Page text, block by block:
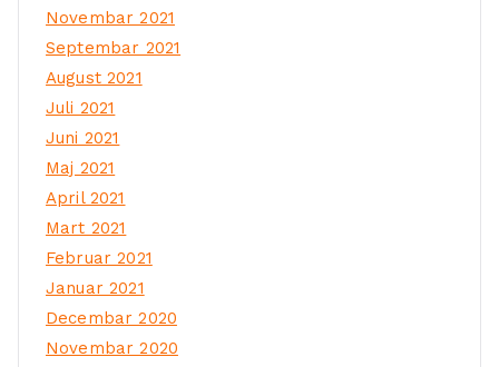
Novembar 2021
Septembar 2021
August 2021
Juli 2021
Juni 2021
Maj 2021
April 2021
Mart 2021
Februar 2021
Januar 2021
Decembar 2020
Novembar 2020